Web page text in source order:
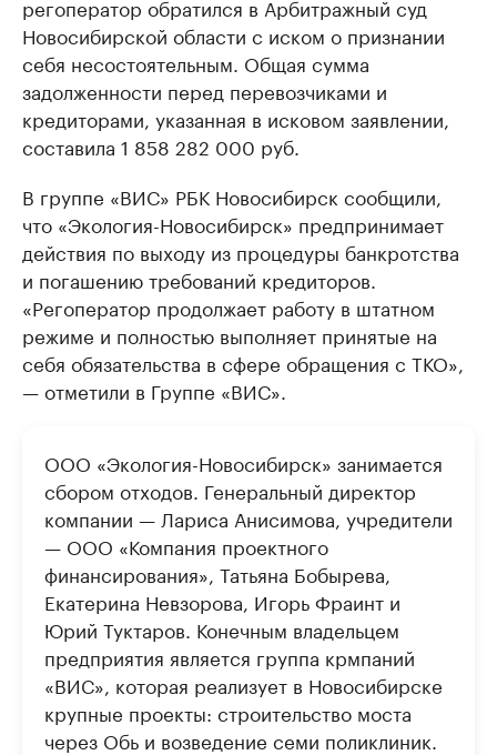
регоператор обратился в Арбитражный суд
Новосибирской области с иском о признании
себя несостоятельным. Общая сумма
задолженности перед перевозчиками и
кредиторами, указанная в исковом заявлении,
составила 1 858 282 000 руб.
В группе «ВИС» РБК Новосибирск сообщили,
что «Экология-Новосибирск» предпринимает
действия по выходу из процедуры банкротства
и погашению требований кредиторов.
«Регоператор продолжает работу в штатном
режиме и полностью выполняет принятые на
себя обязательства в сфере обращения с ТКО»,
— отметили в Группе «ВИС».
ООО «Экология-Новосибирск» занимается
сбором отходов. Генеральный директор
компании — Лариса Анисимова, учредители
— ООО «Компания проектного
финансирования», Татьяна Бобырева,
Екатерина Невзорова, Игорь Фраинт и
Юрий Туктаров. Конечным владельцем
предприятия является группа крмпаний
«ВИС», которая реализует в Новосибирске
крупные проекты: строительство моста
через Обь и возведение семи поликлиник.